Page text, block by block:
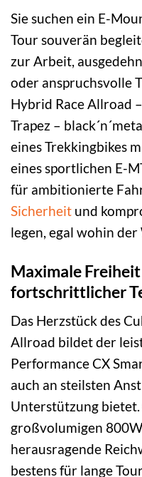
Sie suchen ein E-
Tour souverän
zur Arbeit,
oder anspruchsvolle
Hybrid Race Allroad
Trapez –
eines Trekkingbikes
eines sportlichen E-
für ambitionierte
Sicherheit und
legen, egal wohin der
Maximale
fortschrittlicher
Das Herzstück des
Allroad bildet der
Performance CX
auch an steilsten
Unterstützung
großvolumigen
herausragende
bestens für lange